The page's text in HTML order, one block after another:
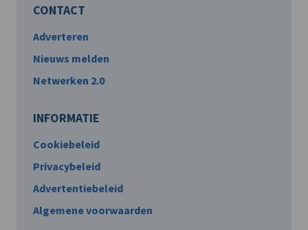
CONTACT
Adverteren
Nieuws melden
Netwerken 2.0
INFORMATIE
Cookiebeleid
Privacybeleid
Advertentiebeleid
Algemene voorwaarden